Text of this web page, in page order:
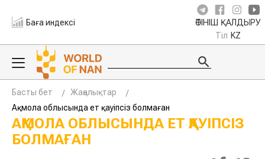
Баға индексі ӨТІНІШ ҚАЛДЫРУ
Тіл KZ
Басты бет
Жаңалықтар
Ақмола облысында ет қауіпсіз болмаған
АҚМОЛА ОБЛЫСЫНДА ЕТ ҚАУІПСІЗ
БОЛМАҒАН